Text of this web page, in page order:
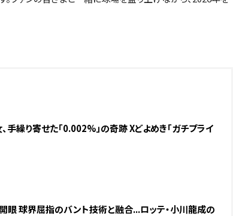
繰り寄せた「0.002%」の奇跡 Xどよめき「ガチプライ
眼 球界屈指のバント技術と融合...ロッテ・小川龍成の